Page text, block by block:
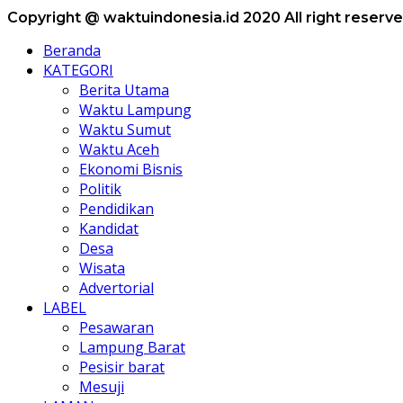
Copyright @ waktuindonesia.id 2020 All right
Beranda
KATEGORI
Berita Utama
Waktu Lampung
Waktu Sumut
Waktu Aceh
Ekonomi Bisnis
Politik
Pendidikan
Kandidat
Desa
Wisata
Advertorial
LABEL
Pesawaran
Lampung Barat
Pesisir barat
Mesuji